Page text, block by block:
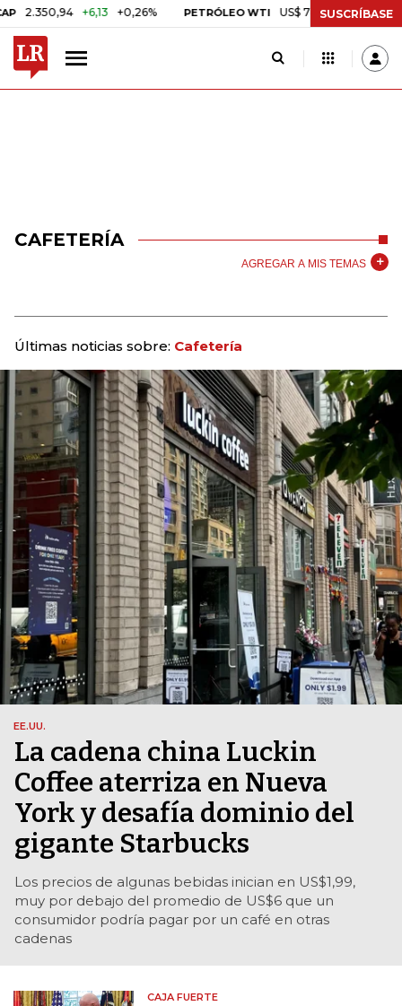
+6,13 +0,26% PETRÓLEO WTI US$ 78,18 US$ 0,17
SUSCRÍBASE
CAFETERÍA
AGREGAR A MIS TEMAS
Últimas noticias sobre: Cafetería
EE.UU.
La cadena china Luckin
Coffee aterriza en Nueva
York y desafía dominio del
gigante Starbucks
Los precios de algunas bebidas inician en US$1,99,
muy por debajo del promedio de US$6 que un
consumidor podría pagar por un café en otras
cadenas
CAJA FUERTE